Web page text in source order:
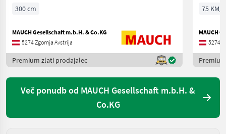
300 cm
MAUCH Gesellschaft m.b.H. & Co.KG
5274 Zgornja Avstrija
Premium zlati prodajalec
75 KM/
MAUCH
5274
Več ponudb od MAUCH Gesellschaft m.b.H. &
Co.KG